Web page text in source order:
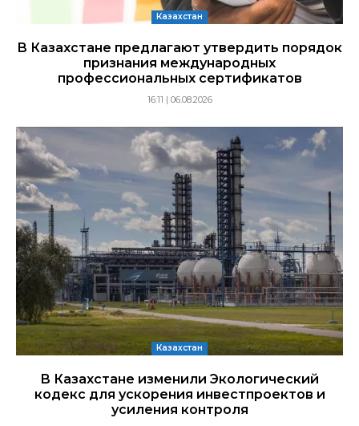
Казахстан
В Казахстане предлагают утвердить порядок
признания международных
профессиональных сертификатов
16:11 | 06.08.2026
Казахстан
В Казахстане изменили Экологический
кодекс для ускорения инвестпроектов и
усиления контроля